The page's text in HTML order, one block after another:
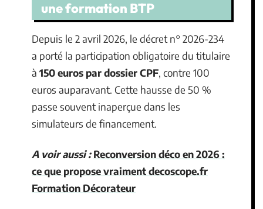
une formation BTP
Depuis le 2 avril 2026, le décret n° 2026-234
a porté la participation obligatoire du titulaire
à 150 euros par dossier CPF, contre 100
euros auparavant. Cette hausse de 50 %
passe souvent inaperçue dans les
simulateurs de financement.
A voir aussi : Reconversion déco en 2026 :
ce que propose vraiment decoscope.fr
Formation Décorateur